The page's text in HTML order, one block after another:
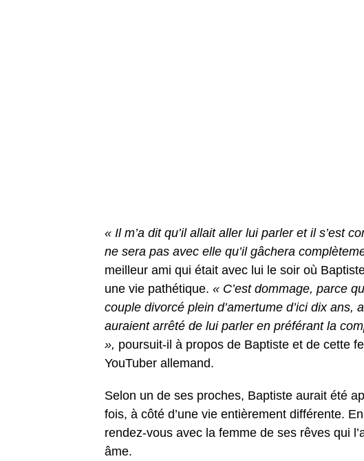
« Il m’a dit qu’il allait aller lui parler et il s’est
ne sera pas avec elle qu’il gâchera
meilleur ami qui était avec lui le soir où
une vie pathétique. « C’est dommage, parce
couple divorcé plein d’amertume d’ici dix
auraient arrêté de lui parler en préférant la
», poursuit-il à propos de Baptiste et de cette
YouTuber allemand.
Selon un de ses proches, Baptiste aurait été
fois, à côté d’une vie entièrement différente.
rendez-vous avec la femme de ses rêves qui
âme.